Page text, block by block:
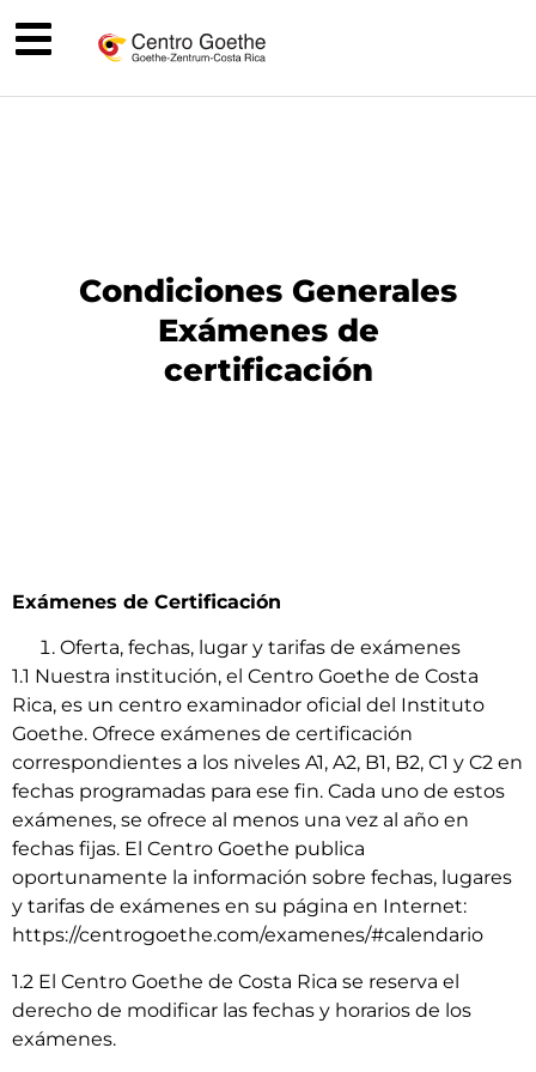
Condiciones Generales
Exámenes de
certificación
Exámenes de Certificación
Oferta, fechas, lugar y tarifas de exámenes
1.1 Nuestra institución, el Centro Goethe de Costa
Rica, es un centro examinador oficial del Instituto
Goethe. Ofrece exámenes de certificación
correspondientes a los niveles A1, A2, B1, B2, C1 y C2 en
fechas programadas para ese fin. Cada uno de estos
exámenes, se ofrece al menos una vez al año en
fechas fijas. El Centro Goethe publica
oportunamente la información sobre fechas, lugares
y tarifas de exámenes en su página en Internet:
https://centrogoethe.com/examenes/#calendario
1.2 El Centro Goethe de Costa Rica se reserva el
derecho de modificar las fechas y horarios de los
exámenes.